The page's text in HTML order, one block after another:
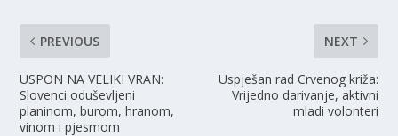
PREVIOUS
USPON NA VELIKI VRAN:
Slovenci oduševljeni
planinom, burom, hranom,
vinom i pjesmom
NEXT
Uspješan rad Crvenog križa:
Vrijedno darivanje, aktivni
mladi volonteri